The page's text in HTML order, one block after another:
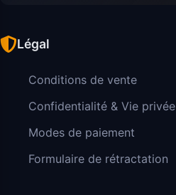
Légal
Conditions de vente
Confidentialité & Vie privée
Modes de paiement
Formulaire de rétractation